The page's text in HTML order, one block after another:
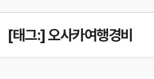
[태그:]오사카여행경비